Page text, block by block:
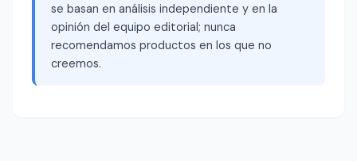
se basan en análisis independiente y en la
opinión del equipo editorial; nunca
recomendamos productos en los que no
creemos.